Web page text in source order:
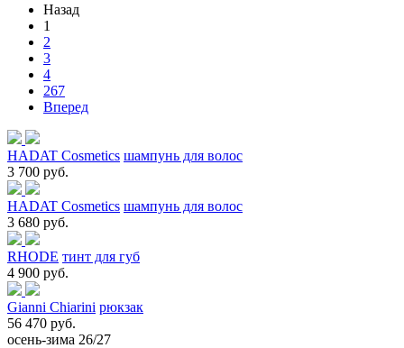
Назад
1
2
3
4
267
Вперед
HADAT Cosmetics шампунь для волос
3 700 руб.
HADAT Cosmetics шампунь для волос
3 680 руб.
RHODE тинт для губ
4 900 руб.
Gianni Chiarini рюкзак
56 470 руб.
осень-зима 26/27